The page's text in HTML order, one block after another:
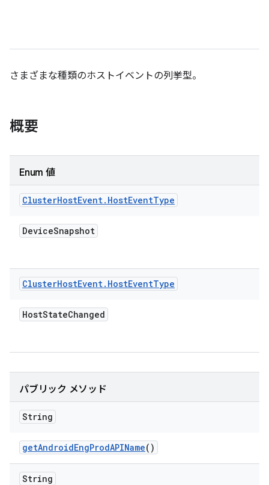
さまざまな種類のホストイベントの列挙型。
概要
Enum 値
ClusterHostEvent. HostEventType
DeviceSnapshot
ClusterHostEvent. HostEventType
HostStateChanged
パブリック メソッド
String
getAndroidEngProdAPIName()
String